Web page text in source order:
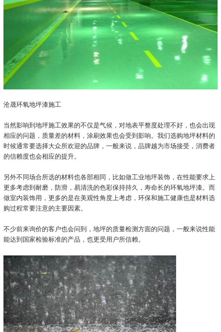
沧晟环氧地坪漆施工
当然影响到地坪施工效果的不仅是气候，对地表平整度处理不好，也会出现
相应的问题，质量差的材料，涂刷效果也会受到影响。我们选购地坪材料的
时候通常要选择大众所欢迎的品牌，一般来说，品牌越为市场接受，消费者
的信赖度也会相应的提升。
另外不同场合所选的材料也各部相同，比如做工业地坪装饰，在性能要求上
更多考虑到耐磨，防滑，易清洗的色彩保持持久，寿命长的环氧地坪漆。而
做室内装饰用，更多的是在美观性角度上考虑，环保和施工健康也是材料选
购过程常要注意的主要因素。
不少前来询价的客户也会问到，地坪的质量检测方面的问题，一般来说性能
能达到国家检验标准的产品，也更受用户所信赖。